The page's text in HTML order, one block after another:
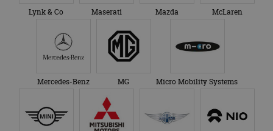
Lynk & Co Maserati Mazda McLaren
Mercedes-Benz MG Micro Mobility Systems